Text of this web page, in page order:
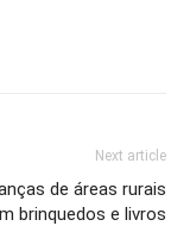
Next article
de áreas rurais
brinquedos e livros